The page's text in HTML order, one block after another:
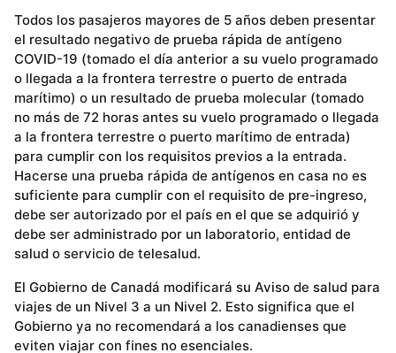
Todos los pasajeros mayores de 5 años deben presentar
el resultado negativo de prueba rápida de antígeno
COVID-19 (tomado el día anterior a su vuelo programado
o llegada a la frontera terrestre o puerto de entrada
marítimo) o un resultado de prueba molecular (tomado
no más de 72 horas antes su vuelo programado o llegada
a la frontera terrestre o puerto marítimo de entrada)
para cumplir con los requisitos previos a la entrada.
Hacerse una prueba rápida de antígenos en casa no es
suficiente para cumplir con el requisito de pre-ingreso,
debe ser autorizado por el país en el que se adquirió y
debe ser administrado por un laboratorio, entidad de
salud o servicio de telesalud.
El Gobierno de Canadá modificará su Aviso de salud para
viajes de un Nivel 3 a un Nivel 2. Esto significa que el
Gobierno ya no recomendará a los canadienses que
eviten viajar con fines no esenciales.